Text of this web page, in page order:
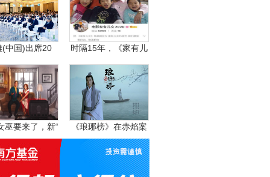
(中国)出席20 时隔15年，《家有儿
巫要来了，新“
《琅琊榜》在赤焰案
中